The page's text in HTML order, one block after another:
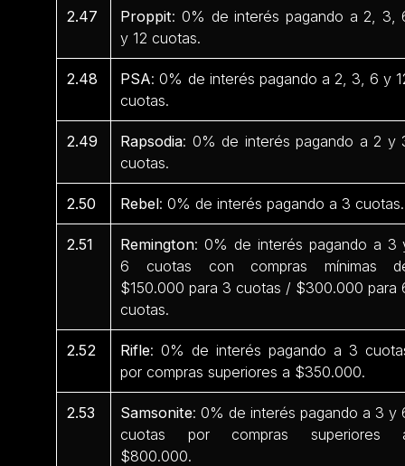
2.47 Proppit: 0% de interés pagando a 2, 3,
y 12 cuotas.
2.48 PSA: 0% de interés pagando a 2, 3, 6 y
cuotas.
2.49 Rapsodia: 0% de interés pagando a 2 y
cuotas.
2.50 Rebel: 0% de interés pagando a 3 cuotas.
2.51 Remington: 0% de interés pagando a 3
6 cuotas con compras mínimas
$150.000 para 3 cuotas / $300.000 para
cuotas.
2.52 Rifle: 0% de interés pagando a 3
por compras superiores a $350.000.
2.53 Samsonite: 0% de interés pagando a 3 y
cuotas por compras superiores
$800.000.